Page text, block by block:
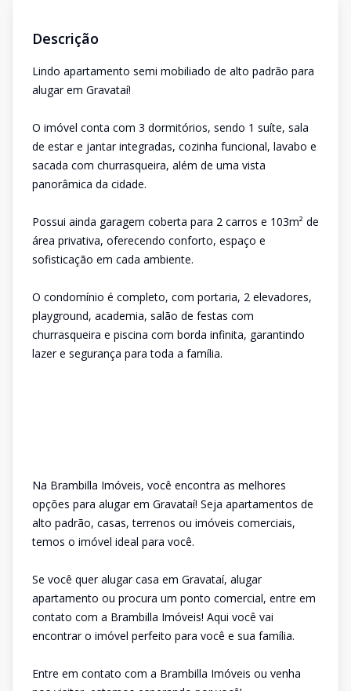
Descrição
Lindo apartamento semi mobiliado de alto padrão para
alugar em Gravataí!
O imóvel conta com 3 dormitórios, sendo 1 suíte, sala
de estar e jantar integradas, cozinha funcional, lavabo e
sacada com churrasqueira, além de uma vista
panorâmica da cidade.
Possui ainda garagem coberta para 2 carros e 103m² de
área privativa, oferecendo conforto, espaço e
sofisticação em cada ambiente.
O condomínio é completo, com portaria, 2 elevadores,
playground, academia, salão de festas com
churrasqueira e piscina com borda infinita, garantindo
lazer e segurança para toda a família.
Na Brambilla Imóveis, você encontra as melhores
opções para alugar em Gravataí! Seja apartamentos de
alto padrão, casas, terrenos ou imóveis comerciais,
temos o imóvel ideal para você.
Se você quer alugar casa em Gravataí, alugar
apartamento ou procura um ponto comercial, entre em
contato com a Brambilla Imóveis! Aqui você vai
encontrar o imóvel perfeito para você e sua família.
Entre em contato com a Brambilla Imóveis ou venha